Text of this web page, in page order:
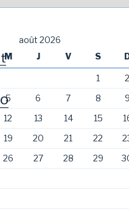
août 2026
M
J V S
1
2
5
6 7 8
9
12
13 14 15
19
20 21 22
26
27 28 29